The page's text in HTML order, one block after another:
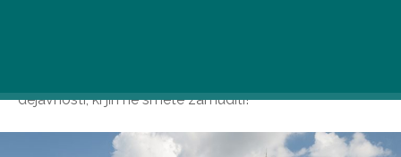
dejavnosti, ki jih ne smete zamuditi!